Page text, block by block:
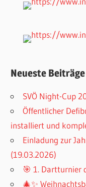
Neueste Beiträge
SVÖ Night-Cup
Öffentlicher
installiert und
Einladung zur
(19.03.2026)
🎯 1. Dartturnier
🎄✨